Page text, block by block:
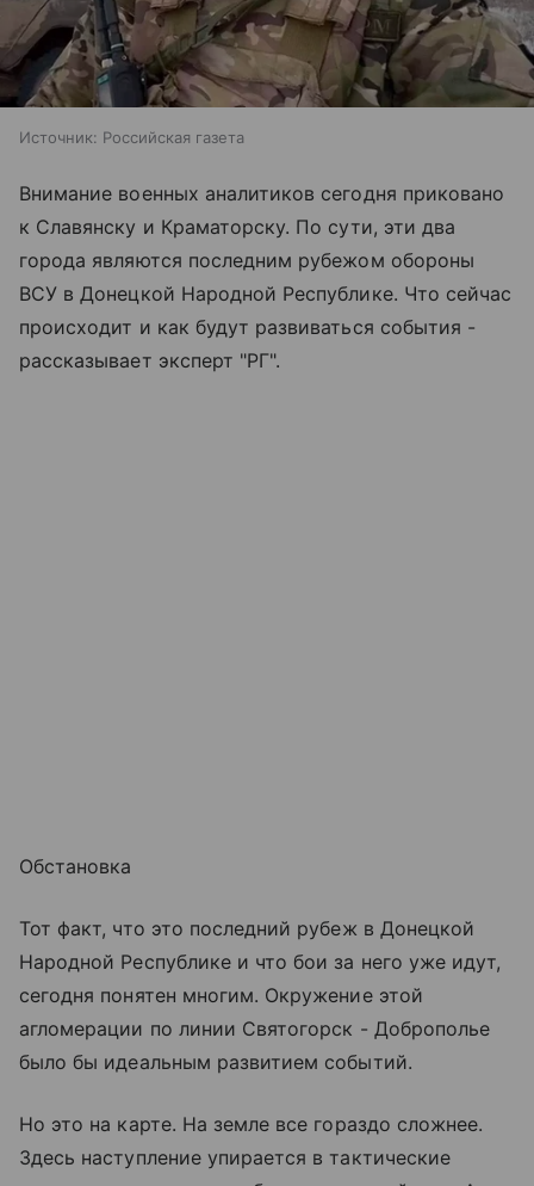
Источник: Российская газета
Внимание военных аналитиков сегодня приковано
к Славянску и Краматорску. По сути, эти два
города являются последним рубежом обороны
ВСУ в Донецкой Народной Республике. Что сейчас
происходит и как будут развиваться события -
рассказывает эксперт "РГ".
Обстановка
Тот факт, что это последний рубеж в Донецкой
Народной Республике и что бои за него уже идут,
сегодня понятен многим. Окружение этой
агломерации по линии Святогорск - Доброполье
было бы идеальным развитием событий.
Но это на карте. На земле все гораздо сложнее.
Здесь наступление упирается в тактические